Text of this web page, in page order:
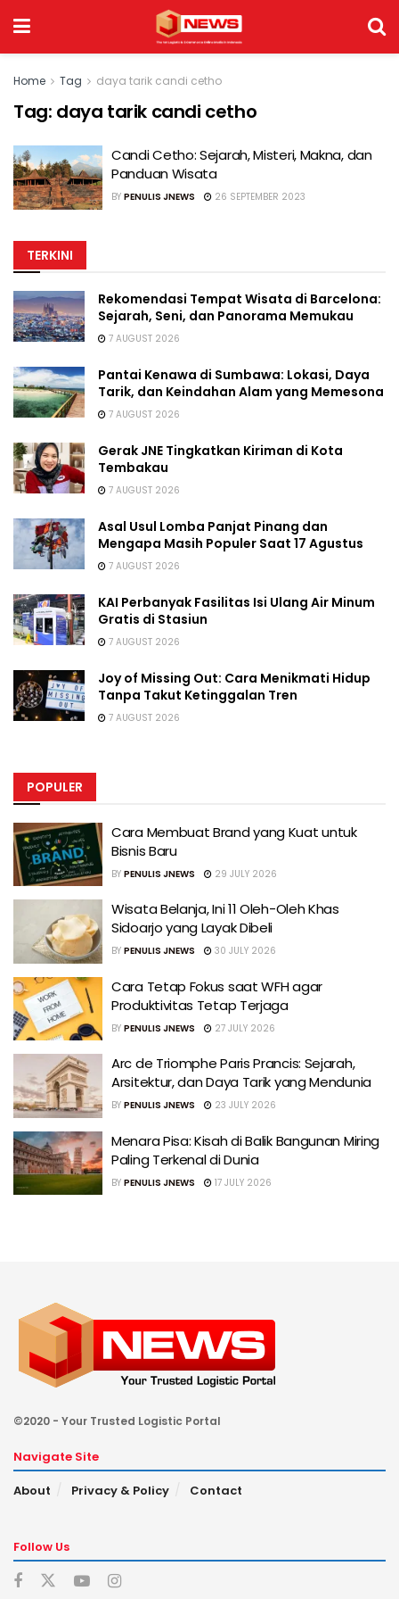
Home Tag daya tarik candi cetho
Tag: daya tarik candi cetho
Candi Cetho: Sejarah, Misteri, Makna, dan
Panduan Wisata
BY PENULIS JNEWS 26 SEPTEMBER 2023
TERKINI
Rekomendasi Tempat Wisata di Barcelona:
Sejarah, Seni, dan Panorama Memukau
7 AUGUST 2026
Pantai Kenawa di Sumbawa: Lokasi, Daya
Tarik, dan Keindahan Alam yang Memesona
7 AUGUST 2026
Gerak JNE Tingkatkan Kiriman di Kota
Tembakau
7 AUGUST 2026
Asal Usul Lomba Panjat Pinang dan
Mengapa Masih Populer Saat 17 Agustus
7 AUGUST 2026
KAI Perbanyak Fasilitas Isi Ulang Air Minum
Gratis di Stasiun
7 AUGUST 2026
Joy of Missing Out: Cara Menikmati Hidup
Tanpa Takut Ketinggalan Tren
7 AUGUST 2026
POPULER
Cara Membuat Brand yang Kuat untuk
Bisnis Baru
BY PENULIS JNEWS 29 JULY 2026
Wisata Belanja, Ini 11 Oleh-Oleh Khas
Sidoarjo yang Layak Dibeli
BY PENULIS JNEWS 30 JULY 2026
Cara Tetap Fokus saat WFH agar
Produktivitas Tetap Terjaga
BY PENULIS JNEWS 27 JULY 2026
Arc de Triomphe Paris Prancis: Sejarah,
Arsitektur, dan Daya Tarik yang Mendunia
BY PENULIS JNEWS 23 JULY 2026
Menara Pisa: Kisah di Balik Bangunan Miring
Paling Terkenal di Dunia
BY PENULIS JNEWS 17 JULY 2026
©2020 - Your Trusted Logistic Portal
Navigate Site
About
Privacy & Policy Contact
Follow Us